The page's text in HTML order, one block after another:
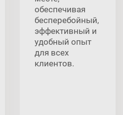
обеспечивая
бесперебойный,
эффективный и
удобный опыт
для всех
клиентов.